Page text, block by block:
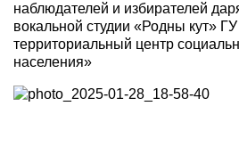
наблюдателей и избирателей
вокальной студии «Родны кут»
территориальный центр
населения»